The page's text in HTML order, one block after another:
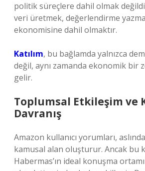
politik süreçlere dahil olmak
veri üretmek, değerlendirme
ekonomisine dahil olmaktır.
Katılım, bu bağlamda yalnızca
değil, aynı zamanda ekonomik bir
gelir.
Toplumsal Etkileşim ve
Davranış
Amazon kullanıcı yorumları,
kamusal alan oluşturur. Ancak bu
Habermas’ın ideal konuşma